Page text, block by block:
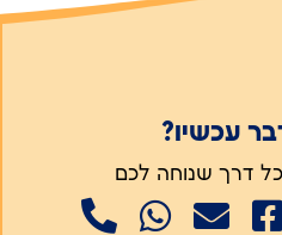
עכשיו?
דרך שנוחה לכם